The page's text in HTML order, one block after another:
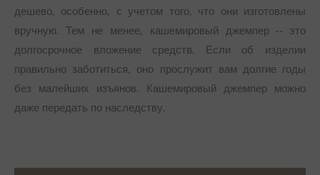
дешево, особенно, с учетом того, что они изготовлены
вручную. Тем не менее, кашемировый джемпер -- это
долгосрочное вложение средств. Если об изделии
правильно заботиться, оно прослужит вам долгие годы
без малейших изъянов. Кашемировый джемпер можно
даже передать по наследству.